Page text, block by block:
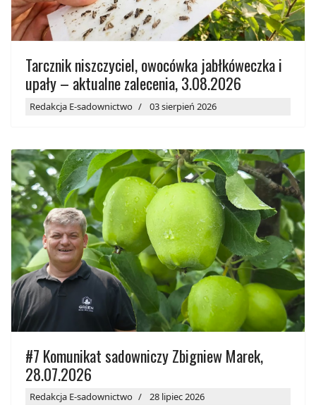
Tarcznik niszczyciel, owocówka jabłkóweczka i
upały – aktualne zalecenia, 3.08.2026
Redakcja E-sadownictwo 03 sierpień 2026
#7 Komunikat sadowniczy Zbigniew Marek,
28.07.2026
Redakcja E-sadownictwo 28 lipiec 2026